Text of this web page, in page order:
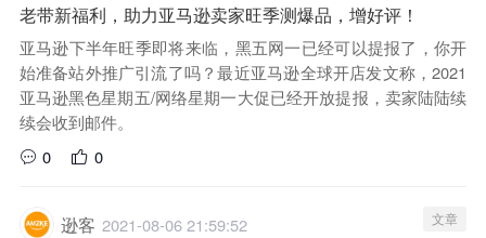
老带新福利，助力亚马逊卖家旺季测爆品，增好评！
亚马逊下半年旺季即将来临，黑五网一已经可以提报了，你开
始准备站外推广引流了吗？最近亚马逊全球开店发文称，2021
亚马逊黑色星期五/网络星期一大促已经开放提报，卖家陆陆续
续会收到邮件。
0
0
逊客 2021-08-06 21:59:52 文章